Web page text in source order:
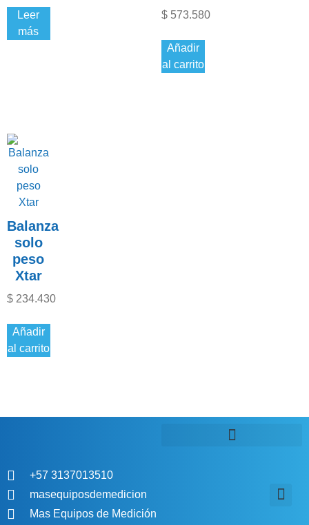
Leer
más
$ 573.580
Añadir
al carrito
Balanza
solo
peso
Xtar
$ 234.430
Añadir
al carrito
+57 3137013510
masequiposdemedicion
Mas Equipos de Medición